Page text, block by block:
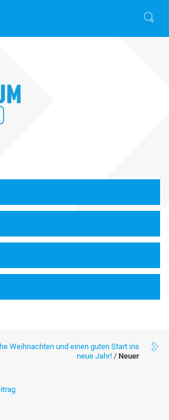
Weihnachten und einen guten Start ins
neue Jahr! / Neuer